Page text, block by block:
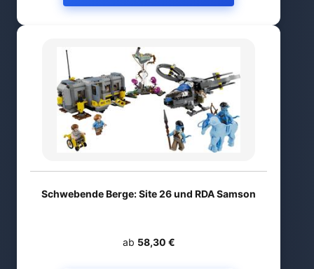
Schwebende Berge: Site 26 und RDA Samson
ab 58,30 €